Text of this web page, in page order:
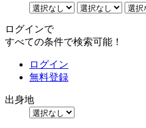
ログインで
すべての条件で検索可能！
ログイン
無料登録
出身地